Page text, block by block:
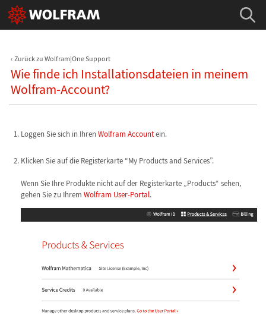
Zurück zu Wolfram|One Support
Wie finde ich Installationsdateien in meinem
Wolfram-Account?
Loggen Sie sich in Ihren Wolfram Accountein.
Klicken Sie auf die Registerkarte “My Products and Services”.
Wenn Sie Ihre Produkte nicht auf der Registerkarte „Products“ sehen,
gehen Sie zu Ihrem Wolfram User-Portal.